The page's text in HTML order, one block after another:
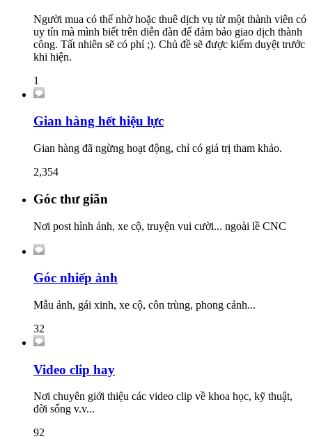
Người mua có thể nhờ hoặc thuê dịch vụ từ một thành viên có
uy tín mà mình biết trên diễn đàn để đảm bảo giao dịch thành
công. Tất nhiên sẽ có phí ;). Chủ đề sẽ được kiểm duyệt trước
khi hiện.
1
Gian hàng hết hiệu lực
Gian hàng đã ngừng hoạt động, chỉ có giá trị tham khảo.
2,354
Góc thư giãn
Nơi post hình ảnh, xe cộ, truyện vui cười... ngoài lề CNC
Góc nhiếp ảnh
Mẫu ảnh, gái xinh, xe cộ, côn trùng, phong cảnh...
32
Video clip hay
Nơi chuyên giới thiệu các video clip về khoa học, kỹ thuật,
đời sống v.v...
92